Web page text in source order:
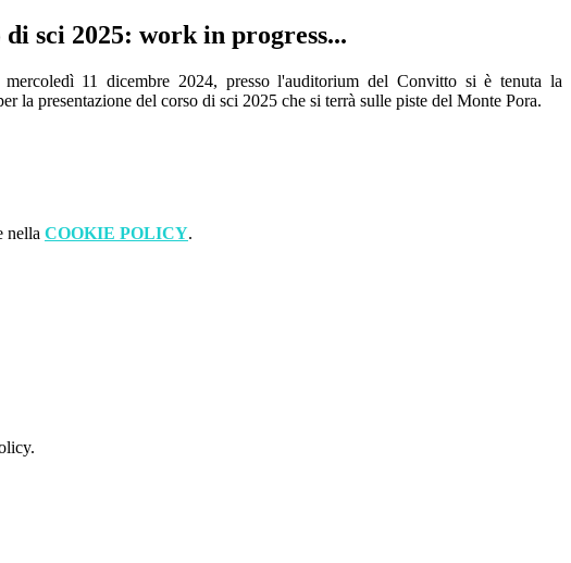
di sci 2025: work in progress...
11 dicembre 2024, presso l'auditorium del Convitto si è tenuta la
la presentazione del corso di sci 2025 che si terrà sulle piste del Monte Pora.
nella COOKIE POLICY.